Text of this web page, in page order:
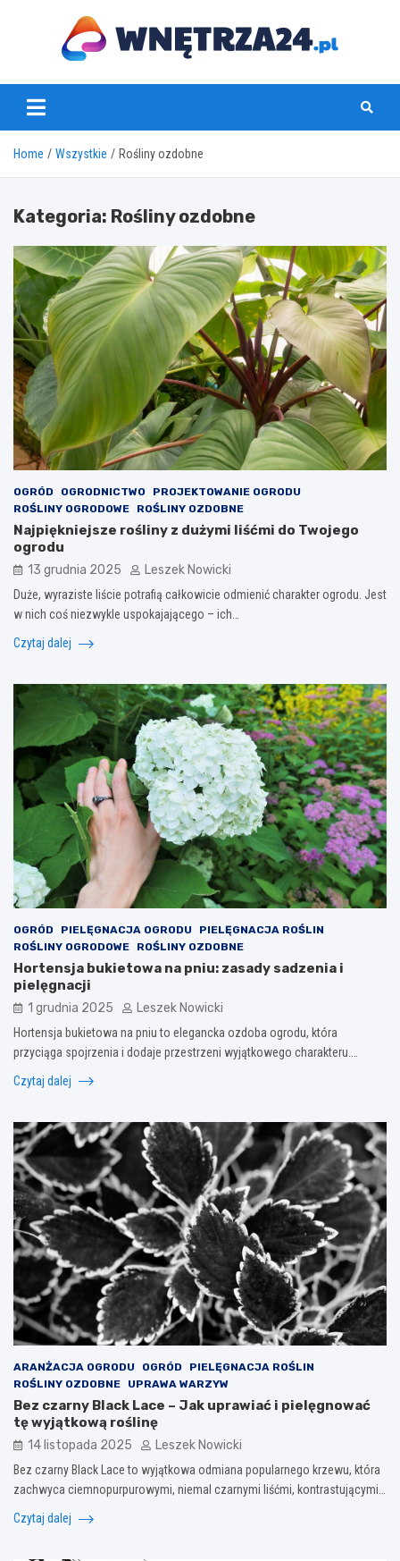
www.wnetrza24.pl
Home Wszystkie Rośliny ozdobne
Kategoria: Rośliny ozdobne
OGRÓD OGRODNICTWO
PROJEKTOWANIE OGRODU
ROŚLINY OGRODOWE
ROŚLINY OZDOBNE
Najpiękniejsze rośliny z dużymi liśćmi do Twojego
ogrodu
13 grudnia 2025 Leszek Nowicki
Duże, wyraziste liście potrafią całkowicie odmienić charakter ogrodu. Jest
w nich coś niezwykle uspokajającego – ich…
Czytaj dalej
OGRÓD PIELĘGNACJA OGRODU
PIELĘGNACJA ROŚLIN
ROŚLINY OGRODOWE
ROŚLINY OZDOBNE
Hortensja bukietowa na pniu: zasady sadzenia i
pielęgnacji
1 grudnia 2025 Leszek Nowicki
Hortensja bukietowa na pniu to elegancka ozdoba ogrodu, która
przyciąga spojrzenia i dodaje przestrzeni wyjątkowego charakteru.…
Czytaj dalej
ARANŻACJA OGRODU OGRÓD
PIELĘGNACJA ROŚLIN
ROŚLINY OZDOBNE
UPRAWA WARZYW
Bez czarny Black Lace – Jak uprawiać i pielęgnować
tę wyjątkową roślinę
14 listopada 2025 Leszek Nowicki
Bez czarny Black Lace to wyjątkowa odmiana popularnego krzewu, która
zachwyca ciemnopurpurowymi, niemal czarnymi liśćmi, kontrastującymi…
Czytaj dalej